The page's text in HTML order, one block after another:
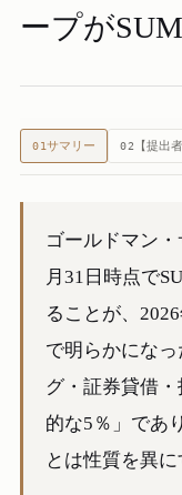
ープが
01サマリー 02 【提出
ゴールドマン
月31日時点で
ることが、
で明らかにな
グ・証券貸借
的な5％」であ
とは性質を異に